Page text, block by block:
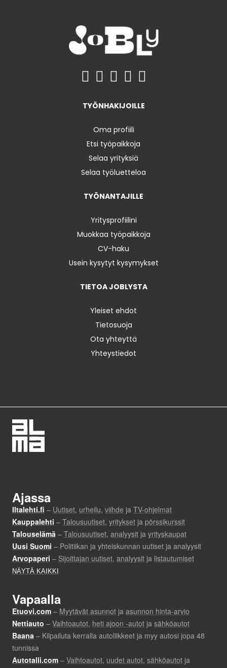
TYÖNHAKIJOILLE
Oma profiili
Etsi työpaikkoja
Selaa yrityksiä
Selaa työluetteloa
TYÖNANTAJILLE
Yritysprofiilini
Muokkaa työpaikkoja
CV-haku
Usein kysytyt kysymykset
TIETOA JOBLYSTA
Yleiset ehdot
Tietosuoja
Ota yhteyttä
Yhteystiedot